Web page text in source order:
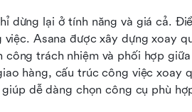
dừng lại ở tính năng và giá cả.
Asana được xây dựng xoay
công trách nhiệm và phối hợp
hàng, cấu trúc công việc xoay
dễ dàng chọn công cụ phù